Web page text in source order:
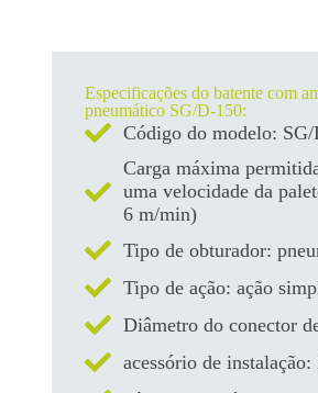
Especificações do batente com
pneumático SG/D-150:
Código do modelo: SG/
Carga máxima
uma velocidade da
6 m/min)
Tipo de obturador:
Tipo de ação: ação
Diâmetro do conector
acessório de